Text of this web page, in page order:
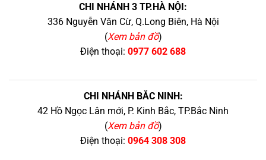
CHI NHÁNH 3 TP.HÀ NỘI:
336 Nguyễn Văn Cừ, Q.Long Biên, Hà Nội
(Xem bản đồ)
Điện thoại: 0977 602 688
CHI NHÁNH BẮC NINH:
42 Hồ Ngọc Lân mới, P. Kinh Bắc, TP.Bắc Ninh
(Xem bản đồ)
Điện thoại: 0964 308 308